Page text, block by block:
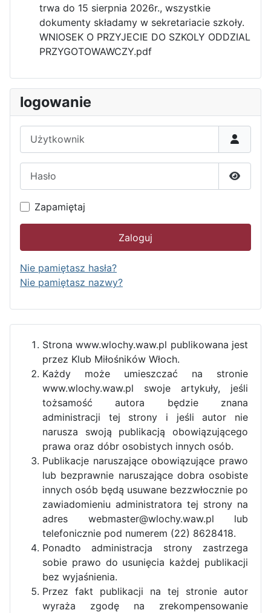
trwa do 15 sierpnia 2026r., wszystkie
dokumenty składamy w sekretariacie szkoły.
WNIOSEK O PRZYJECIE DO SZKOLY ODDZIAL
PRZYGOTOWAWCZY.pdf
logowanie
Pokaż
Zapamiętaj
Zaloguj
Nie pamiętasz hasła?
Nie pamiętasz nazwy?
Strona www.wlochy.waw.pl publikowana jest
przez Klub Miłośników Włoch.
Każdy może umieszczać na stronie
www.wlochy.waw.pl swoje artykuły, jeśli
tożsamość autora będzie znana
administracji tej strony i jeśli autor nie
narusza swoją publikacją obowiązującego
prawa oraz dóbr osobistych innych osób.
Publikacje naruszające obowiązujące prawo
lub bezprawnie naruszające dobra osobiste
innych osób będą usuwane bezzwłocznie po
zawiadomieniu administratora tej strony na
adres webmaster@wlochy.waw.pl lub
telefonicznie pod numerem (22) 8628418.
Ponadto administracja strony zastrzega
sobie prawo do usunięcia każdej publikacji
bez wyjaśnienia.
Przez fakt publikacji na tej stronie autor
wyraża zgodę na zrekompensowanie